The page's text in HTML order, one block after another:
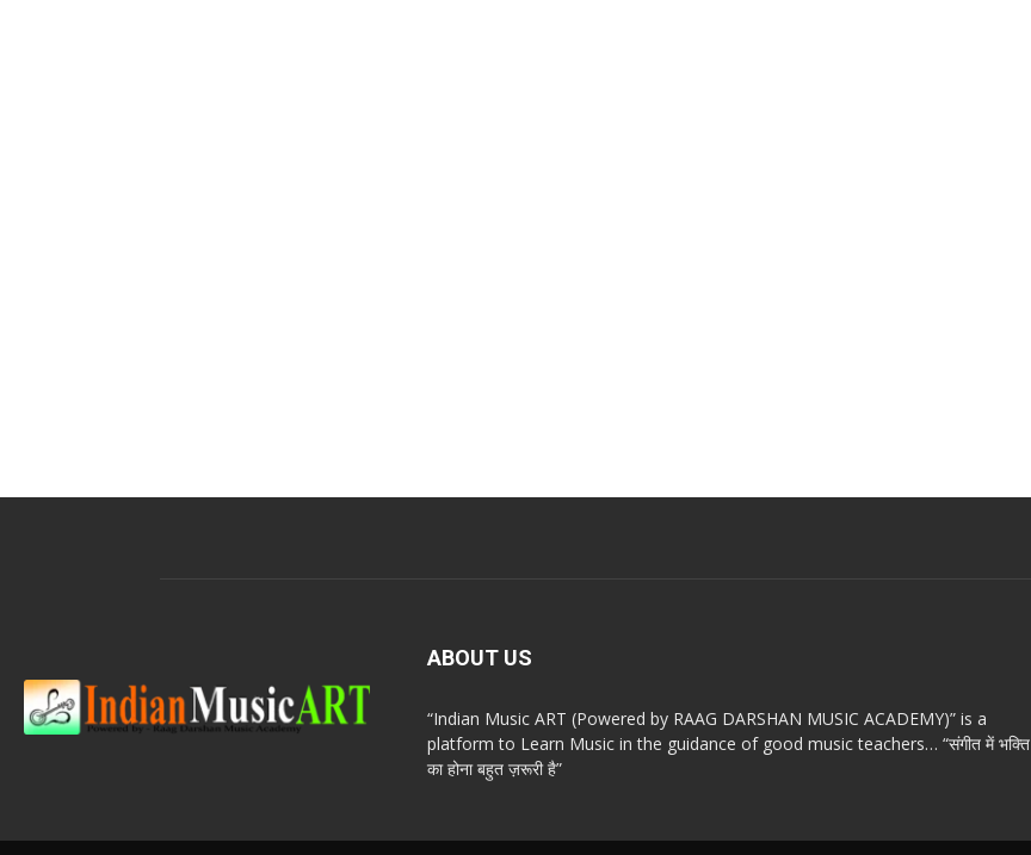
ABOUT US
“Indian Music ART (Powered by RAAG DARSHAN MUSIC ACADEMY)” is a
platform to Learn Music in the guidance of good music teachers… “संगीत में भक्ति
का होना बहुत ज़रूरी है”